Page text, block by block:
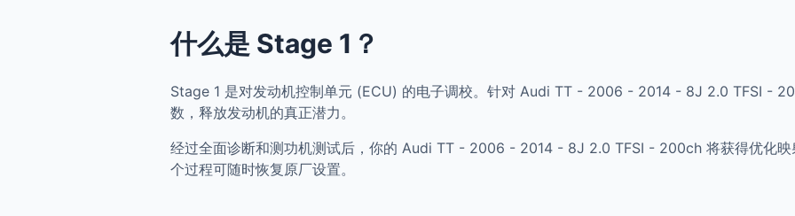
什么是 Stage 1？
Stage 1 是对发动机控制单元 (ECU) 的电子调校。针对 Audi TT - 2006 - 2014 - 8J 2.0 TFSI -
数，释放发动机的真正潜力。
经过全面诊断和测功机测试后，你的 Audi TT - 2006 - 2014 - 8J 2.0 TFSI - 200ch 将获得优化映
个过程可随时恢复原厂设置。